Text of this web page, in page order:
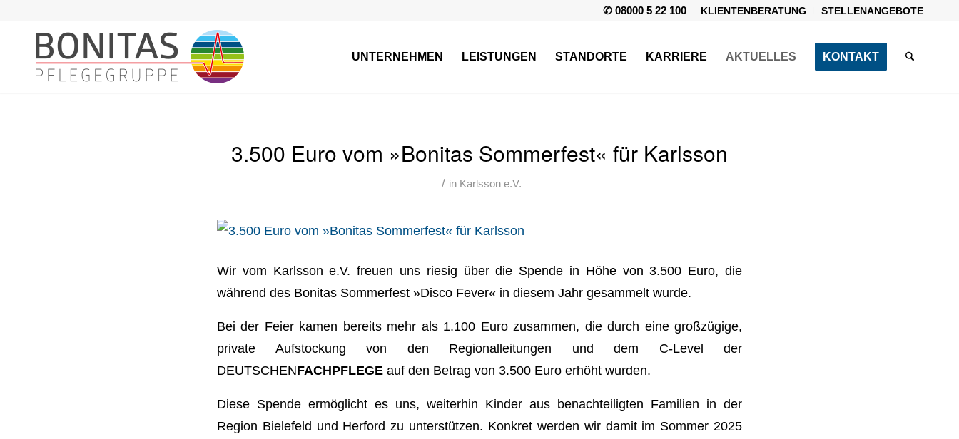
KLIENTENBERATUNG STELLENANGEBOTE
✆ 08000 5 22 100
UNTERNEHMEN LEISTUNGEN STANDORTE KARRIERE AKTUELLES KONTAKT
3.500 Euro vom »Bonitas Sommerfest« für Karlsson
/ in Karlsson e.V.
Wir vom Karlsson e.V. freuen uns riesig über die Spende in Höhe von 3.500 Euro, die
während des Bonitas Sommerfest »Disco Fever« in diesem Jahr gesammelt wurde.
Bei der Feier kamen bereits mehr als 1.100 Euro zusammen, die durch eine großzügige,
private Aufstockung von den Regionalleitungen und dem C-Level der
DEUTSCHENFACHPFLEGE auf den Betrag von 3.500 Euro erhöht wurden.
Diese Spende ermöglicht es uns, weiterhin Kinder aus benachteiligten Familien in der
Region Bielefeld und Herford zu unterstützen. Konkret werden wir damit im Sommer 2025